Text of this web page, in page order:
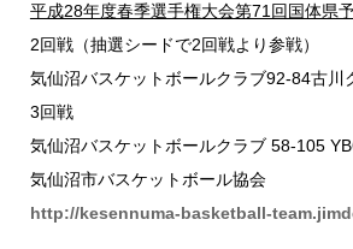
平成28年度春季選手権大会第71回国体県
2回戦（抽選シードで2回戦より参戦）
気仙沼バスケットボールクラブ92-84古川
3回戦
気仙沼バスケットボールクラブ 58-105
気仙沼市バスケットボール協会
http://kesennuma-basketball-